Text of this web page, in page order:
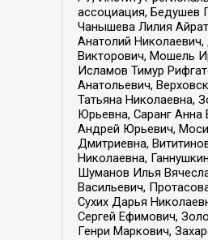
ассоциация, Бедушев
Чанышева Лилия
Анатолий
Викторович, Мошель
Исламов Тимур
Анатольевич,
Татьяна Николаевна,
Юрьевна, Саранг Анна
Андрей Юрьевич,
Дмитриевна,
Николаевна,
Шуманов Илья
Васильевич,
Сухих Дарья
Сергей Ефимович,
Генри Маркович,